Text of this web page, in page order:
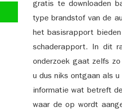
gratis te downloaden
type brandstof van de
het basisrapport
schaderapport. In dit
onderzoek gaat zelfs
u dus niks ontgaan als
informatie wat betreft
waar de op wordt